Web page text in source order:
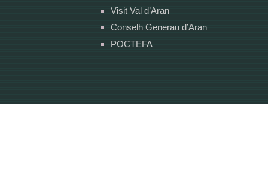
Visit Val d’Aran
Conselh Generau d’Aran
POCTEFA